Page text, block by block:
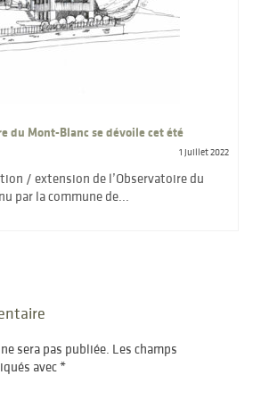
du Mont-Blanc se dévoile cet été
1 juillet 2022
/ extension de l’Observatoire du
par la commune de...
sera pas publiée. Les champs
avec*